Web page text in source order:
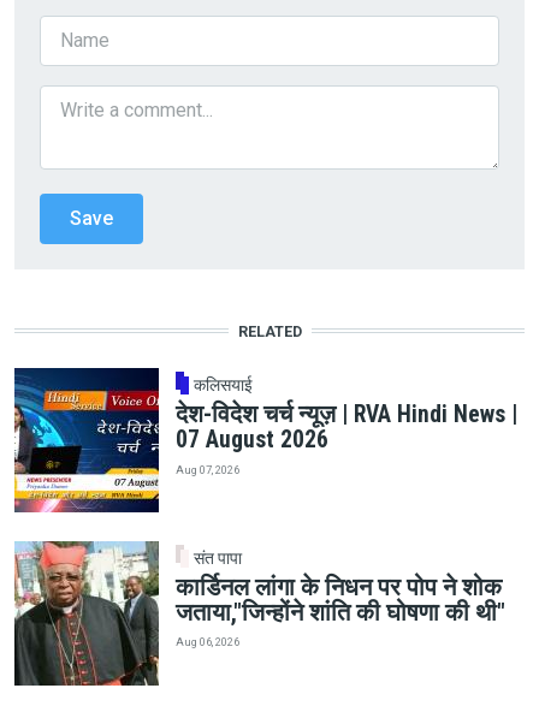
RELATED
कलिसयाई
देश-विदेश चर्च न्यूज़ | RVA Hindi News |
07 August 2026
Aug 07, 2026
संत पापा
कार्डिनल लांगा के निधन पर पोप ने शोक
जताया,"जिन्होंने शांति की घोषणा की थी"
Aug 06, 2026